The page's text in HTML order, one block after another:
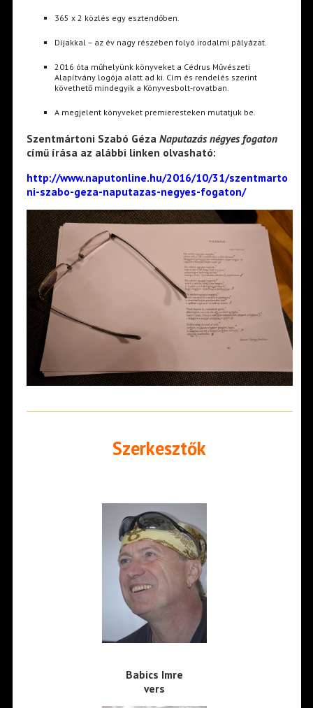
365 x 2 közlés egy esztendőben.
Díjakkal – az év nagy részében folyó irodalmi pályázat.
2016 óta műhelyünk könyveket a Cédrus Művészeti
Alapítvány logója alatt ad ki. Cím és rendelés szerint
követhető mindegyik a Könyvesbolt-rovatban.
A megjelent könyveket premieresteken mutatjuk be.
Szentmártoni Szabó Géza Naputazás négyes fogaton
című írása az alábbi linken olvasható:
http://www.naputonline.hu/2016/10/31/szentmarto
ni-szabo-geza-naputazas-negyes-fogaton/
Szerkesztők
Babics Imre
vers